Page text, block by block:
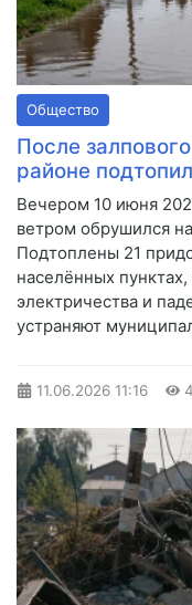
Общество
После
районе
Вечером 10 июня
ветром обрушился
Подтоплены 21
населённых
электричества и
устраняют
11.06.2026 11:16